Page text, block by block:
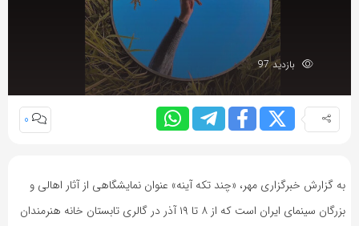
بازدید 97
0
به گزارش خبرگزاری مهر، «چند تکه آینه» عنوان نمایشگاهی از آثار اهالی و
بزرگان سینمای ایران است که از ۸ تا ۱۹ آذر در گالری تابستان خانه هنرمندان